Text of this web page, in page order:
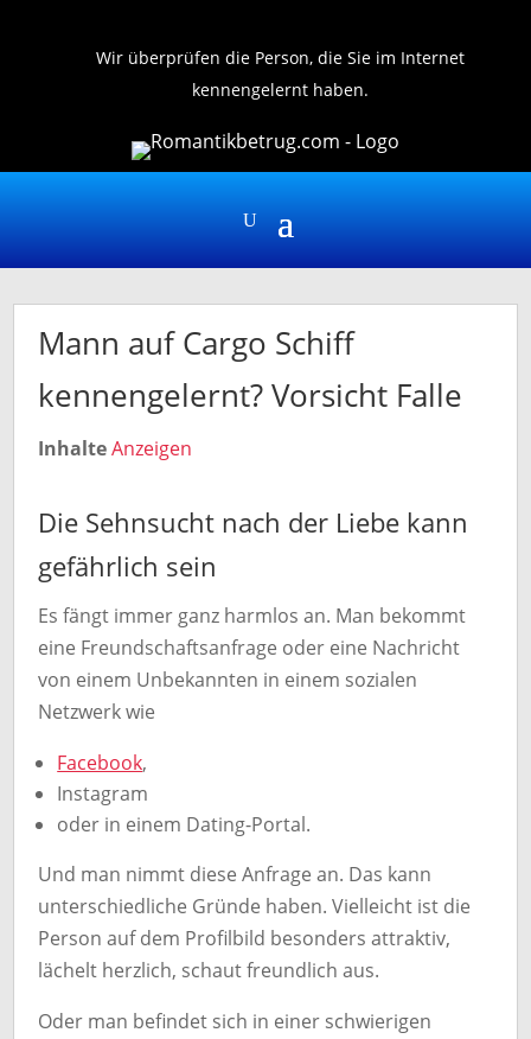
Wir überprüfen die Person, die Sie im Internet
kennengelernt haben.
Mann auf Cargo Schiff
kennengelernt? Vorsicht Falle
InhalteAnzeigen
Die Sehnsucht nach der Liebe kann
gefährlich sein
Es fängt immer ganz harmlos an. Man bekommt
eine Freundschaftsanfrage oder eine Nachricht
von einem Unbekannten in einem sozialen
Netzwerk wie
Facebook,
Instagram
oder in einem Dating-Portal.
Und man nimmt diese Anfrage an. Das kann
unterschiedliche Gründe haben. Vielleicht ist die
Person auf dem Profilbild besonders attraktiv,
lächelt herzlich, schaut freundlich aus.
Oder man befindet sich in einer schwierigen